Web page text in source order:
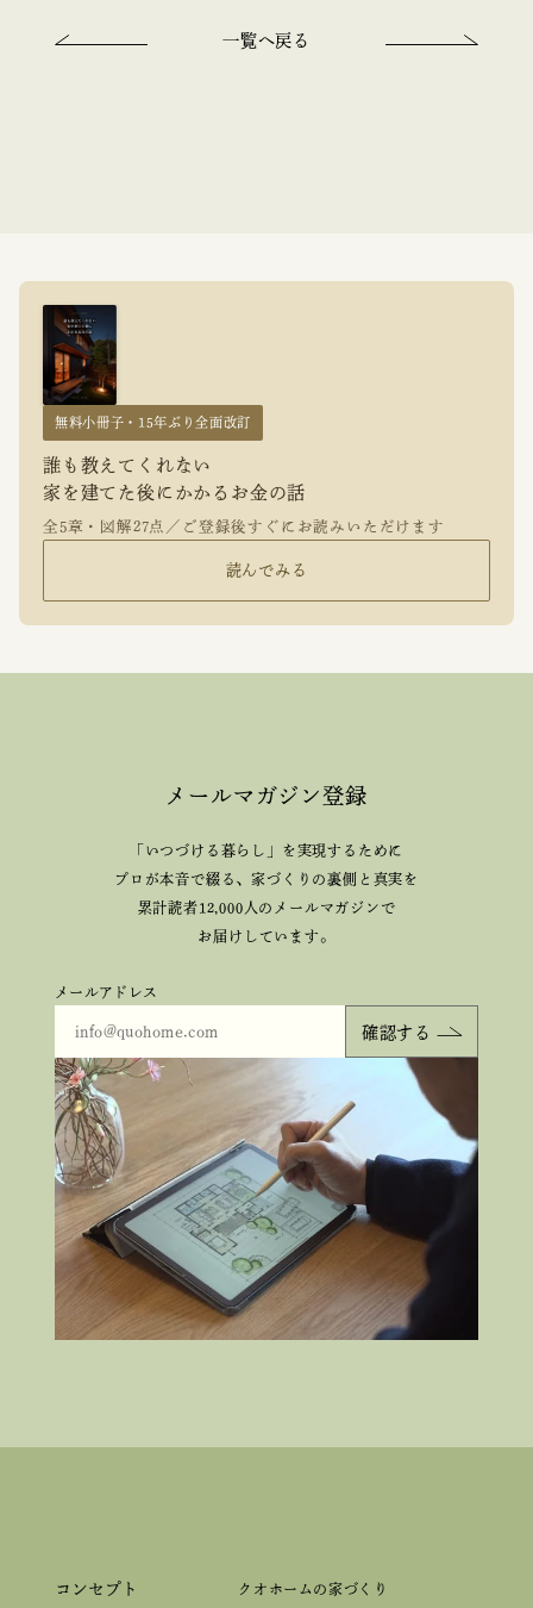
一覧へ戻る
無料小冊子・15年ぶり全面改訂
誰も教えてくれない
家を建てた後にかかるお金の話
全5章・図解27点／ご登録後すぐにお読みいただけます
読んでみる
メールマガジン登録
「いつづける暮らし」を実現するために
プロが本音で綴る、家づくりの裏側と真実を
累計読者12,000人のメールマガジンで
お届けしています。
メールアドレス
コンセプト
クオホームの家づくり